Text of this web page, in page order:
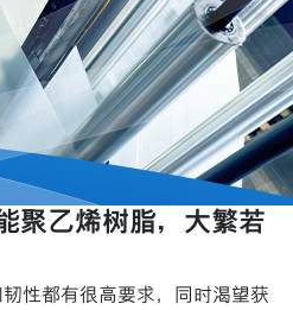
聚乙烯树脂，大繁若
性都有很高要求，同时渴望获